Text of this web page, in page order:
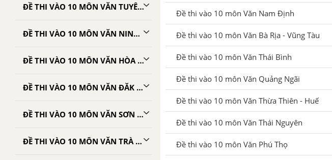
ĐỀ THI VÀO 10 MÔN VĂN TUYÊN QUANG
ĐỀ THI VÀO 10 MÔN VĂN NINH THUẬN
ĐỀ THI VÀO 10 MÔN VĂN HÒA BÌNH
ĐỀ THI VÀO 10 MÔN VĂN ĐĂK NÔNG
ĐỀ THI VÀO 10 MÔN VĂN SƠN LA
ĐỀ THI VÀO 10 MÔN VĂN TRÀ VINH
Đề thi vào 10 môn Văn Nam Định
Đề thi vào 10 môn Văn Bà Rịa - Vũng Tàu
Đề thi vào 10 môn Văn Thái Bình
Đề thi vào 10 môn Văn Quảng Ngãi
Đề thi vào 10 môn Văn Thừa Thiên - Huế
Đề thi vào 10 môn Văn Thái Nguyên
Đề thi vào 10 môn Văn Phú Thọ